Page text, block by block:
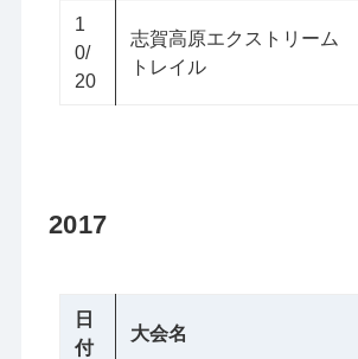
1
0/
20
志賀高原エクストリーム
トレイル
2017
日
付
大会名